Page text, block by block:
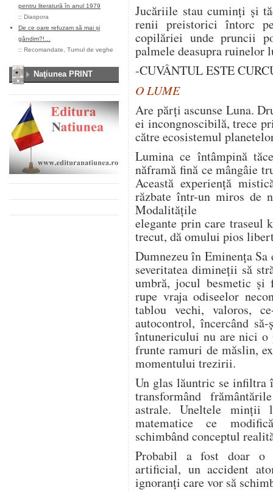
pentru literatură în anul 1979
:: Diaspora
De ce oare refuzam să mai și
gândim?!…
:: Recomandate Turnul de veghe
Naţiunea PRINT
Jucăriile stau cuminţi şi
renii preistorici întorc
copilăriei unde pruncii
palmele deasupra
-CUVÂNTUL ESTE
O LUME
Are părţi ascunse Luna.
ei incongnoscibilă, trece
către ecosistemul
Lumina ce întâmpină
năframă fină ce mângâie
Această experienţă
răzbate într-un miros de
Modalităţile
elegante prin care traseul
trecut, dă omului pios
Dumnezeu în Eminenţa
severitatea dimineţii să
umbră, jocul besmetic şi
rupe vraja odiseelor
tablou vechi, valoros,
autocontrol, încercând
întunericului nu are nici o
frunte ramuri de măslin,
momentului trezirii.
Un glas lăuntric se infiltra
transformând
astrale. Uneltele minţii
matematice ce
schimbând conceptul
Probabil a fost doar o
artificial, un accident
ignoranţi care vor să